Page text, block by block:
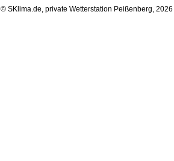
© SKlima.de, private Wetterstation Peißenberg,